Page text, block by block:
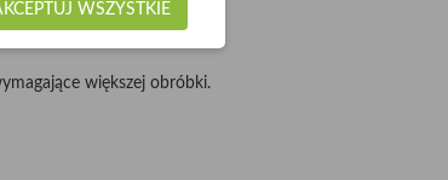
większej obróbki.
WSZYSTKIE